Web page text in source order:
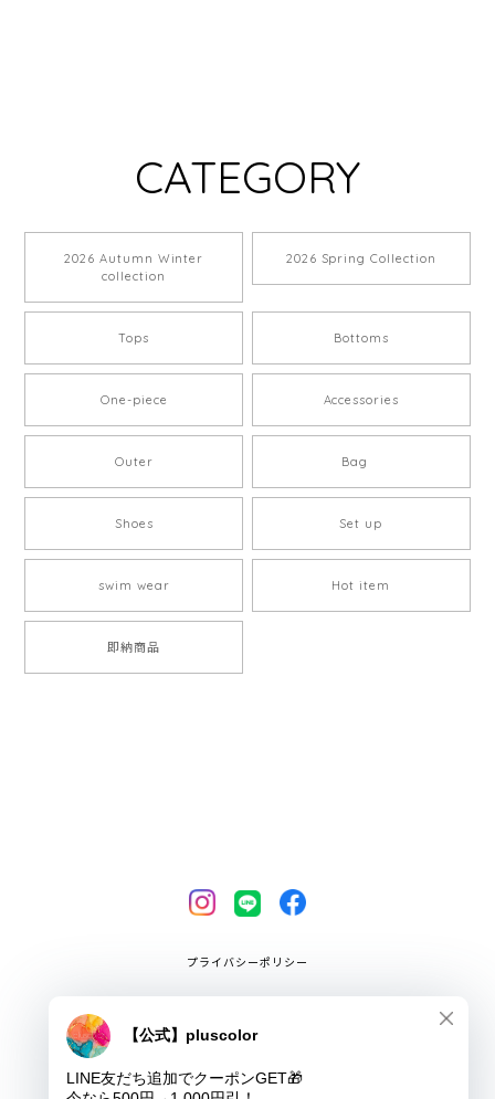
CATEGORY
2026 Autumn Winter
collection
2026 Spring Collection
Tops Bottoms
One-piece Accessories
Outer Bag
Shoes Set up
swim wear Hot item
即納商品
プライバシーポリシー